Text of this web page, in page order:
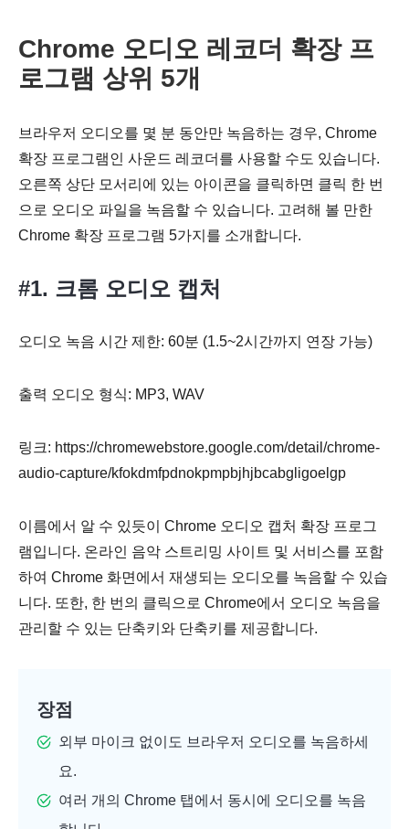
Chrome 오디오 레코더 확장 프
로그램 상위 5개
브라우저 오디오를 몇 분 동안만 녹음하는 경우, Chrome
확장 프로그램인 사운드 레코더를 사용할 수도 있습니다.
오른쪽 상단 모서리에 있는 아이콘을 클릭하면 클릭 한 번
으로 오디오 파일을 녹음할 수 있습니다. 고려해 볼 만한
Chrome 확장 프로그램 5가지를 소개합니다.
#1. 크롬 오디오 캡처
오디오 녹음 시간 제한: 60분 (1.5~2시간까지 연장 가능)
출력 오디오 형식: MP3, WAV
링크: https://chromewebstore.google.com/detail/chrome-
audio-capture/kfokdmfpdnokpmpbjhjbcabgligoelgp
이름에서 알 수 있듯이 Chrome 오디오 캡처 확장 프로그
램입니다. 온라인 음악 스트리밍 사이트 및 서비스를 포함
하여 Chrome 화면에서 재생되는 오디오를 녹음할 수 있습
니다. 또한, 한 번의 클릭으로 Chrome에서 오디오 녹음을
관리할 수 있는 단축키와 단축키를 제공합니다.
장점
외부 마이크 없이도 브라우저 오디오를 녹음하세
요.
여러 개의 Chrome 탭에서 동시에 오디오를 녹음